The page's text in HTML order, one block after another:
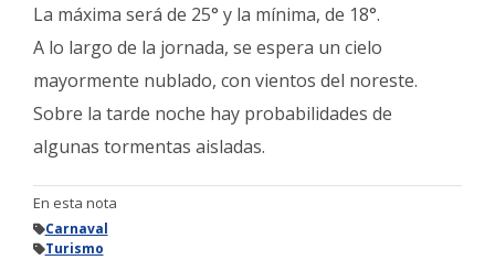
La máxima será de 25° y la mínima, de 18°.
A lo largo de la jornada, se espera un cielo
mayormente nublado, con vientos del noreste.
Sobre la tarde noche hay probabilidades de
algunas tormentas aisladas.
En esta nota
Carnaval
Turismo